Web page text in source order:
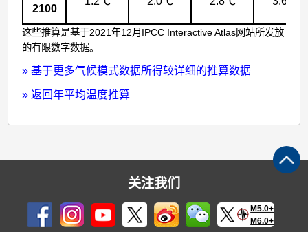
2100
这些推算是基于2021年12月IPCC Interactive Atlas网站所发放
的有限数字数据。
» 基于更多气候模式数据所得较详细的推算数据
» 返回年平均温度推算
关注我们
M5.0+
M6.0+